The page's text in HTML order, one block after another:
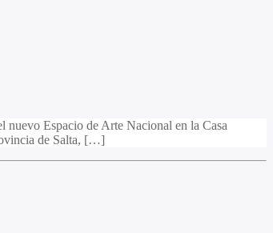
Espacio de Arte Nacional en la Casa
de Salta, […]